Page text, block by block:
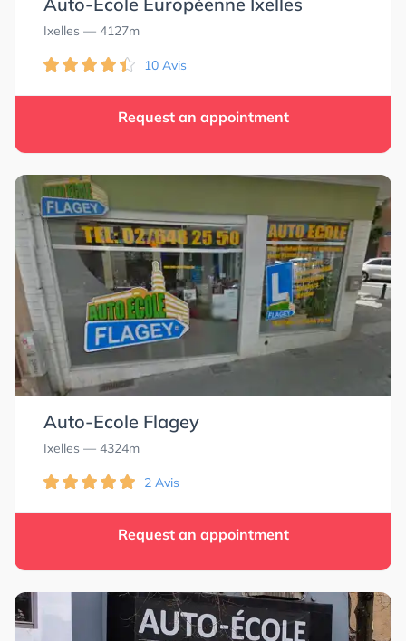
Ixelles — 4127m
10 Avis
Request an appointment
Auto-Ecole Flagey
Ixelles — 4324m
2 Avis
Request an appointment